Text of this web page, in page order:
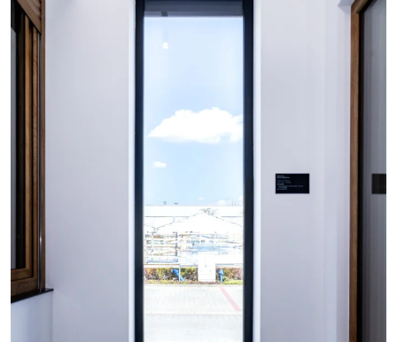
En remplissant et en soumettant le formulaire, vous
consentez par la présente au traitement de vos données
personnelles par Okno-Pol Sp. z o. o. en tant
qu'administrateur de données conformément à la loi du
29 août 1997 relative à la protection des droits de la